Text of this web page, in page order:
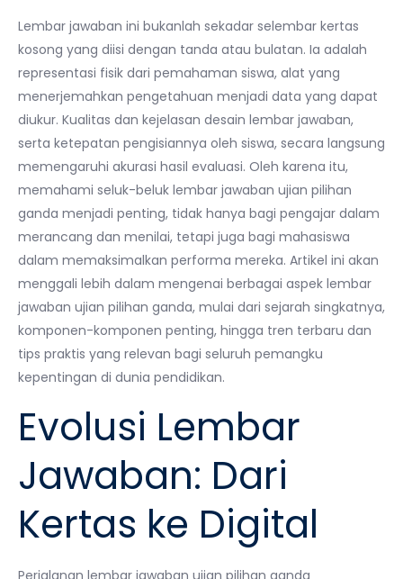
Lembar jawaban ini bukanlah sekadar selembar kertas
kosong yang diisi dengan tanda atau bulatan. Ia adalah
representasi fisik dari pemahaman siswa, alat yang
menerjemahkan pengetahuan menjadi data yang dapat
diukur. Kualitas dan kejelasan desain lembar jawaban,
serta ketepatan pengisiannya oleh siswa, secara langsung
memengaruhi akurasi hasil evaluasi. Oleh karena itu,
memahami seluk-beluk lembar jawaban ujian pilihan
ganda menjadi penting, tidak hanya bagi pengajar dalam
merancang dan menilai, tetapi juga bagi mahasiswa
dalam memaksimalkan performa mereka. Artikel ini akan
menggali lebih dalam mengenai berbagai aspek lembar
jawaban ujian pilihan ganda, mulai dari sejarah singkatnya,
komponen-komponen penting, hingga tren terbaru dan
tips praktis yang relevan bagi seluruh pemangku
kepentingan di dunia pendidikan.
Evolusi Lembar
Jawaban: Dari
Kertas ke Digital
Perjalanan lembar jawaban ujian pilihan ganda